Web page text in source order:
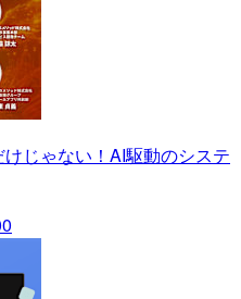
けじゃない！AI駆動のシステ